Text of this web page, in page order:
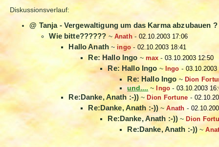
Diskussionsverlauf:
@ Tanja - Vergewaltigung um das Karma abzubauen ?
Wie bitte?????? ~ Anath- 02.10.2003 17:06
Hallo Anath ~ ingo -02.10.2003 18:41
Re: Hallo Ingo ~ max-03.10.2003 12:50
Re: Hallo Ingo ~ Ingo -03.10.2003
Re: Hallo Ingo ~ Dion
und....~ Ingo -03.10.2003
Re:Danke, Anath :-)) ~ Dion Fortune -
Re:Danke, Anath :-)) ~Anath -
Re:Danke, Anath :-)) ~ Dion
Re:Danke, Anath :-)) ~